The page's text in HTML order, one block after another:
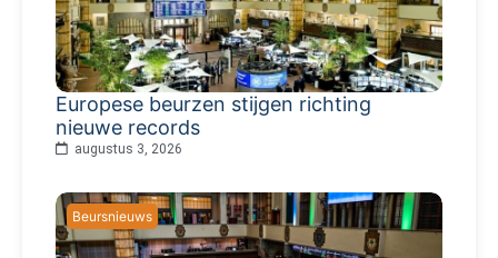
Europese beurzen stijgen richting
nieuwe records
augustus 3, 2026
Beursnieuws